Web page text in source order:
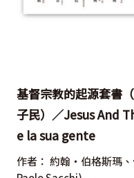
基督宗教的起源套書
子民）／Jesus And
e la sua gente
作者： 約翰‧伯格斯瑪